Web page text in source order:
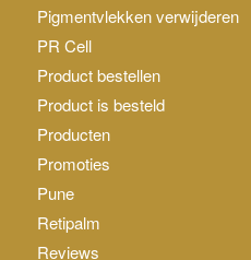
Pigmentvlekken verwijderen
PR Cell
Product bestellen
Product is besteld
Producten
Promoties
Pune
Retipalm
Reviews